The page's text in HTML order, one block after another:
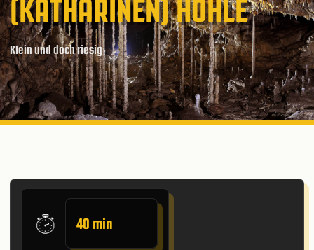
(KATHARINEN) HÖHLE
Klein und doch riesig
40 min